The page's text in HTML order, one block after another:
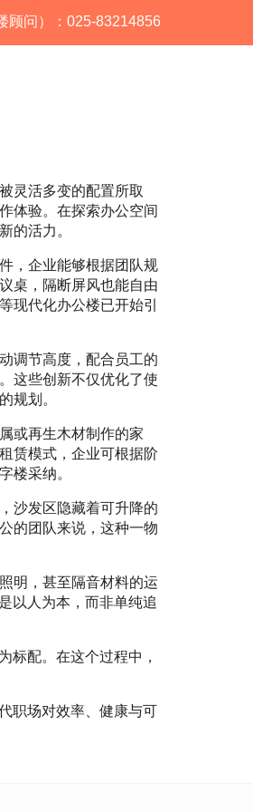
顾问）：025-83214856
灵活多变的配置所取
体验。在探索办公空间
的活力。
，企业能够根据团队规
桌，隔断屏风也能自由
现代化办公楼已开始引
调节高度，配合员工的
这些创新不仅优化了使
规划。
或再生木材制作的家
赁模式，企业可根据阶
楼采纳。
沙发区隐藏着可升降的
的团队来说，这种一物
明，甚至隔音材料的运
以人为本，而非单纯追
标配。在这个过程中，
职场对效率、健康与可